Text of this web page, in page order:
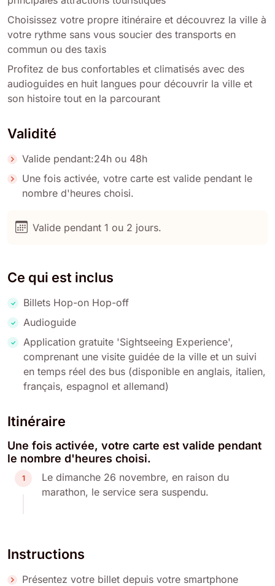
Choisissez votre propre itinéraire et découvrez la ville à
votre rythme sans vous soucier des transports en
commun ou des taxis
Profitez de bus confortables et climatisés avec des
audioguides en huit langues pour découvrir la ville et
son histoire tout en la parcourant
Validité
Valide pendant:24h ou 48h
Une fois activée, votre carte est valide pendant le
nombre d'heures choisi.
Valide pendant 1 ou 2 jours.
Ce qui est inclus
Billets Hop-on Hop-off
Audioguide
Application gratuite 'Sightseeing Experience',
comprenant une visite guidée de la ville et un suivi
en temps réel des bus (disponible en anglais, italien,
français, espagnol et allemand)
Itinéraire
Une fois activée, votre carte est valide pendant
le nombre d'heures choisi.
1
Le dimanche 26 novembre, en raison du
marathon, le service sera suspendu.
Instructions
Présentez votre billet depuis votre smartphone